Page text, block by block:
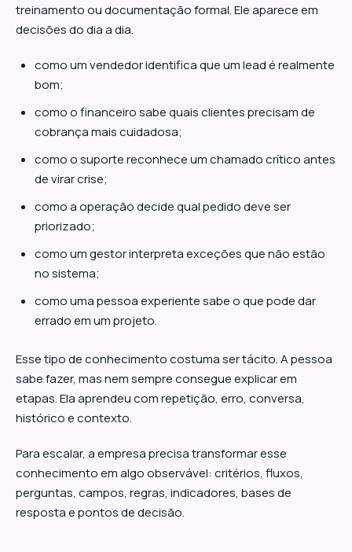
treinamento ou documentação formal. Ele aparece em
decisões do dia a dia.
como um vendedor identifica que um lead é realmente
bom;
como o financeiro sabe quais clientes precisam de
cobrança mais cuidadosa;
como o suporte reconhece um chamado crítico antes
de virar crise;
como a operação decide qual pedido deve ser
priorizado;
como um gestor interpreta exceções que não estão
no sistema;
como uma pessoa experiente sabe o que pode dar
errado em um projeto.
Esse tipo de conhecimento costuma ser tácito. A pessoa
sabe fazer, mas nem sempre consegue explicar em
etapas. Ela aprendeu com repetição, erro, conversa,
histórico e contexto.
Para escalar, a empresa precisa transformar esse
conhecimento em algo observável: critérios, fluxos,
perguntas, campos, regras, indicadores, bases de
resposta e pontos de decisão.